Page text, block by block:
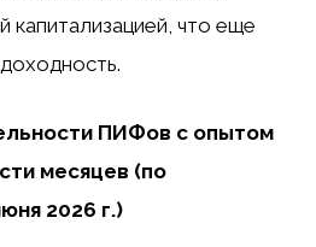
капитализацией, что еще
ПИФов с опытом
месяцев (по
2026 г.)